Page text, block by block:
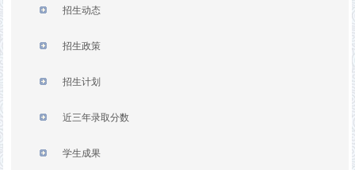
招生动态
招生政策
招生计划
近三年录取分数
学生成果